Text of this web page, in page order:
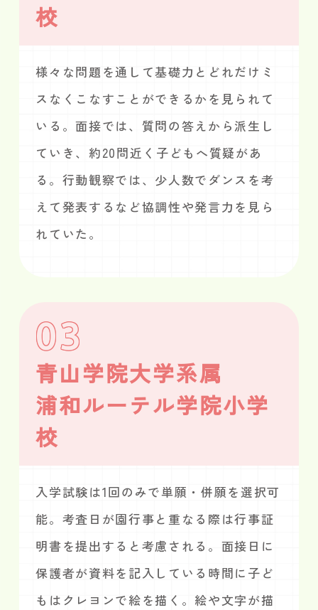
校
様々な問題を通して基礎力とどれだけミ
スなくこなすことができるかを見られて
いる。面接では、質問の答えから派生し
ていき、約20問近く子どもへ質疑があ
る。行動観察では、少人数でダンスを考
えて発表するなど協調性や発言力を見ら
れていた。
03
青山学院大学系属
浦和ルーテル学院小学
校
入学試験は1回のみで単願・併願を選択可
能。考査日が園行事と重なる際は行事証
明書を提出すると考慮される。面接日に
保護者が資料を記入している時間に子ど
もはクレヨンで絵を描く。絵や文字が描